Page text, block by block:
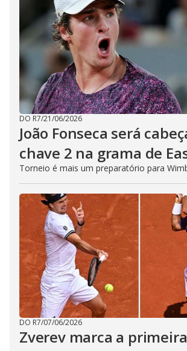
DO R7/21/06/2026
João Fonseca será
chave 2 na grama de
Torneio é mais um preparatório para
DO R7/07/06/2026
Zverev marca a primeira